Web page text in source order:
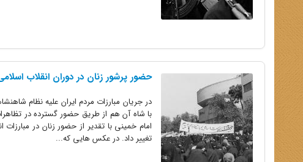
حضور پرشور زنان در دوران انقلاب
در جریان مبارزات مردم ایران علیه نظام
با شاه آن هم از طریق حضور گسترده در تظاهرات
امام خمینی با تقدیر از حضور زنان در
تغییر داد. در عکس هایی که...